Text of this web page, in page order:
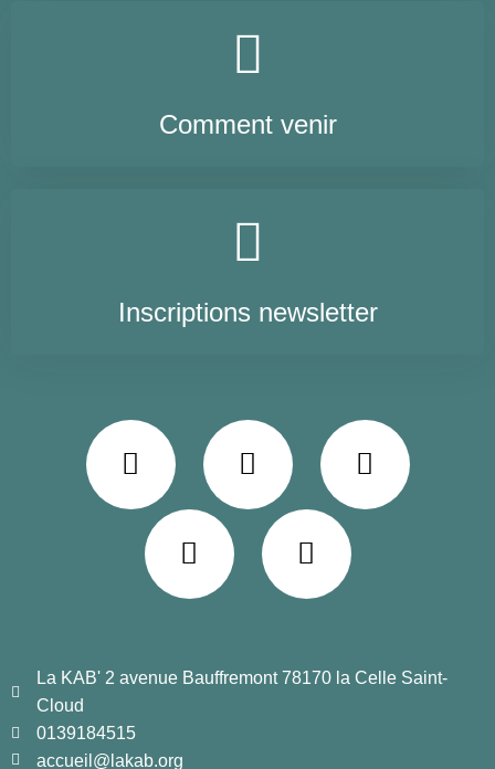
Comment venir
Inscriptions newsletter
La KAB' 2 avenue Bauffremont 78170 la Celle Saint-
Cloud
0139184515
accueil@lakab.org